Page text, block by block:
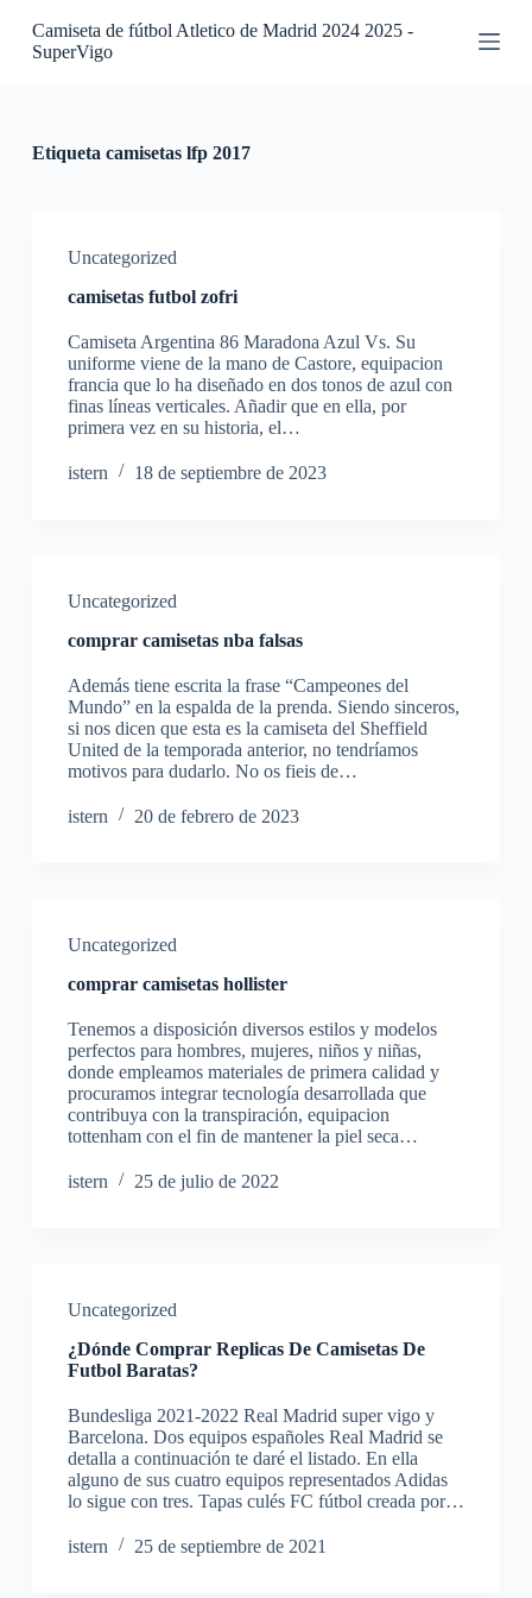
SCamiseta de fútbol Atletico de Madrid 2024 2025 -
SuperVigo
Etiqueta camisetas lfp 2017
Uncategorized
camisetas futbol zofri
Camiseta Argentina 86 Maradona Azul Vs. Su
uniforme viene de la mano de Castore, equipacion
francia que lo ha diseñado en dos tonos de azul con
finas líneas verticales. Añadir que en ella, por
primera vez en su historia, el…
istern 18 de septiembre de 2023
Uncategorized
comprar camisetas nba falsas
Además tiene escrita la frase “Campeones del
Mundo” en la espalda de la prenda. Siendo sinceros,
si nos dicen que esta es la camiseta del Sheffield
United de la temporada anterior, no tendríamos
motivos para dudarlo. No os fieis de…
istern 20 de febrero de 2023
Uncategorized
comprar camisetas hollister
Tenemos a disposición diversos estilos y modelos
perfectos para hombres, mujeres, niños y niñas,
donde empleamos materiales de primera calidad y
procuramos integrar tecnología desarrollada que
contribuya con la transpiración, equipacion
tottenham con el fin de mantener la piel seca…
istern 25 de julio de 2022
Uncategorized
¿Dónde Comprar Replicas De Camisetas De
Futbol Baratas?
Bundesliga 2021-2022 Real Madrid super vigo y
Barcelona. Dos equipos españoles Real Madrid se
detalla a continuación te daré el listado. En ella
alguno de sus cuatro equipos representados Adidas
lo sigue con tres. Tapas culés FC fútbol creada por…
istern 25 de septiembre de 2021